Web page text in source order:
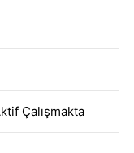
Çalışmakta